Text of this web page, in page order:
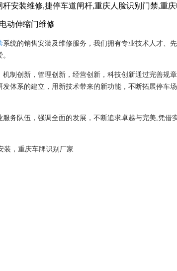
动伸缩门维修
系统的销售安装及维修服务，我们拥有专业技术人才、
制创新，管理创新，经营创新，科技创新通过完善规
体系的建立，用新技术带来的新功能，不断拓展停车
务队伍，强调全面的发展，不断追求卓越与完美,凭